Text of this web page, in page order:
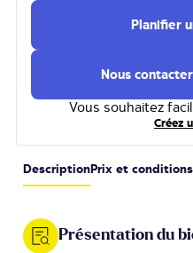
Planifier
Nous
Vous souhaitez
Créez
Description Prix et conditions
Présentation du